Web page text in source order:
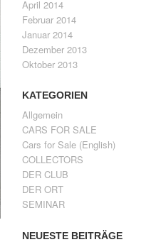
April 2014
Februar 2014
Januar 2014
Dezember 2013
Oktober 2013
KATEGORIEN
Allgemein
CARS FOR SALE
Cars for Sale (English)
COLLECTORS
DER CLUB
DER ORT
SEMINAR
NEUESTE BEITRÄGE